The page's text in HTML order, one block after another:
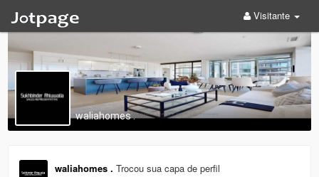
Visitante
waliahomes .
waliahomes . Trocou sua capa de perfil